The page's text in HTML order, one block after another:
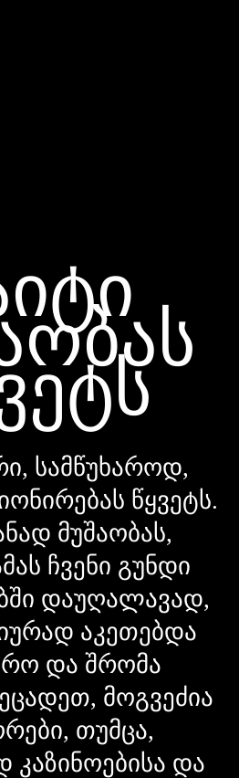
სამწუხაროდ,
წყვეტს.
მუშაობას,
ჩვენი გუნდი
დაუღალავად,
აკეთებდა
და შრომა
მოგვეძია
თუმცა,
კაზინოებისა და